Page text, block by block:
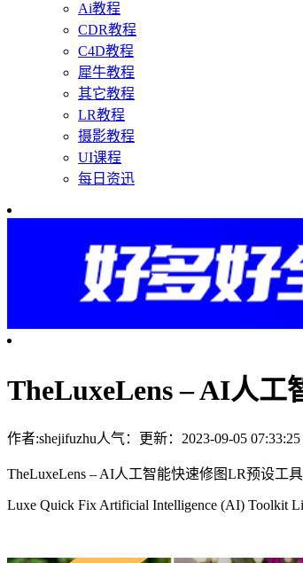
Ai教程
CDR教程
C4D教程
犀牛教程
其它教程
LR教程
摄影教程
UI课程
每日资迅
TheLuxeLens – AI人
作者:shejifuzhu人气： 更新：2023-09-05 07:33:25
TheLuxeLens – AI人工智能快速修图LR预设工
Luxe Quick Fix Artificial Intelligence (AI) Toolkit